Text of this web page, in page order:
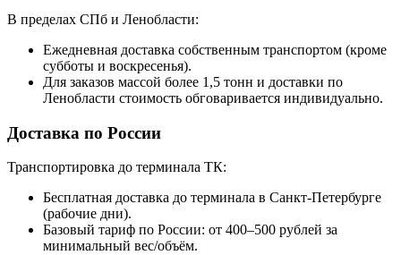
В пределах СПб и Ленобласти:
Ежедневная доставка собственным транспортом (кроме
субботы и воскресенья).
Для заказов массой более 1,5 тонн и доставки по
Ленобласти стоимость обговаривается индивидуально.
Доставка по России
Транспортировка до терминала ТК:
Бесплатная доставка до терминала в Санкт-Петербурге
(рабочие дни).
Базовый тариф по России: от 400–500 рублей за
минимальный вес/объём.